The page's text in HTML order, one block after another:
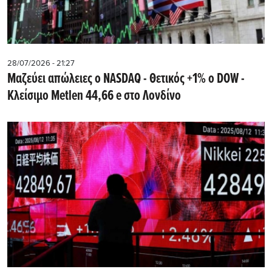
28/07/2026 - 21:27
Μαζεύει απώλειες ο NASDAQ - Θετικός +1% ο DOW -
Kλείσιμο Metlen 44,66 e στο Λονδίνο